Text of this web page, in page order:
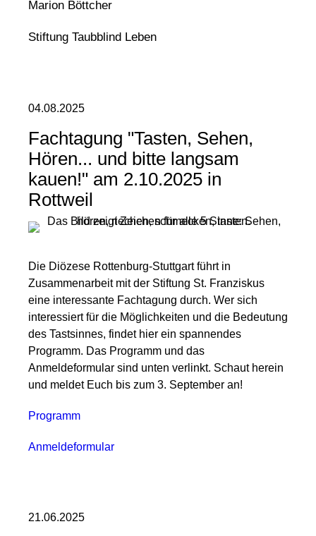
Marion Böttcher
Stiftung Taubblind Leben
04.08.2025
Fachtagung "Tasten, Sehen,
Hören... und bitte langsam
kauen!" am 2.10.2025 in
Rottweil
Die Diözese Rottenburg-Stuttgart führt in
Zusammenarbeit mit der Stiftung St. Franziskus
eine interessante Fachtagung durch. Wer sich
interessiert für die Möglichkeiten und die Bedeutung
des Tastsinnes, findet hier ein spannendes
Programm. Das Programm und das
Anmeldeformular sind unten verlinkt. Schaut herein
und meldet Euch bis zum 3. September an!
Programm
Anmeldeformular
21.06.2025